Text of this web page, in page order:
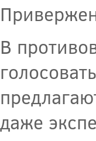
В
даже